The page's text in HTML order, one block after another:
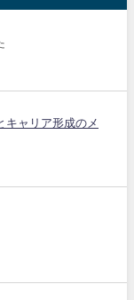
キャリア形成のメ